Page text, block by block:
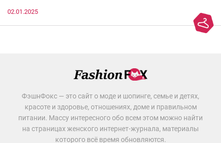
02.01.2025
ФэшнФокс — это сайт о моде и шопинге, семье и детях,
красоте и здоровье, отношениях, доме и правильном
питании. Массу интересного обо всем этом можно найти
на страницах женского интернет-журнала, материалы
которого всё время обновляются.